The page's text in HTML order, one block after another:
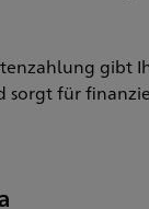
gibt
sorgt für